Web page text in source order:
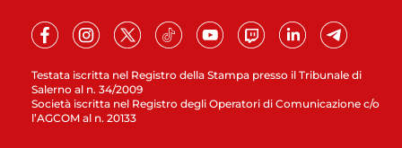
Testata iscritta nel Registro della Stampa presso il Tribunale di
Salerno al n. 34/2009
Società iscritta nel Registro degli Operatori di Comunicazione c/o
l’AGCOM al n. 20133